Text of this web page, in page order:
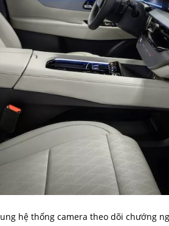
hệ thống camera theo dõi chướng